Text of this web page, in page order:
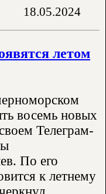
18.05.2024
летом
восемь новых
Телеграм-
По его
к летнему